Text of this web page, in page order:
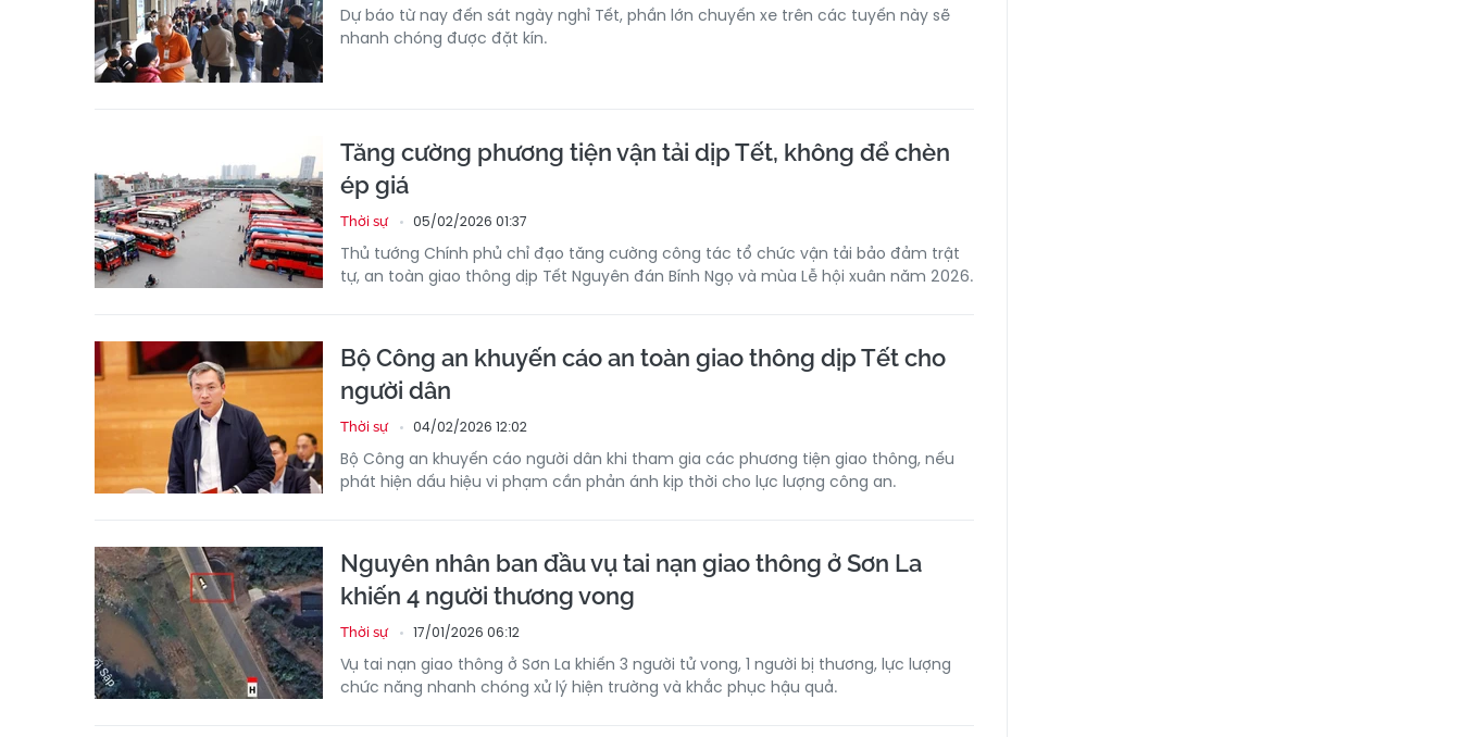
Dự báo từ nay đến sát ngày nghỉ Tết, phần lớn chuyến xe trên các tuyến này sẽ
nhanh chóng được đặt kín.
Tăng cường phương tiện vận tải dịp Tết, không để chèn
ép giá
Thời sự 05/02/2026 01:37
Thủ tướng Chính phủ chỉ đạo tăng cường công tác tổ chức vận tải bảo đảm trật
tự, an toàn giao thông dịp Tết Nguyên đán Bính Ngọ và mùa Lễ hội xuân năm 2026.
Bộ Công an khuyến cáo an toàn giao thông dịp Tết cho
người dân
Thời sự 04/02/2026 12:02
Bộ Công an khuyến cáo người dân khi tham gia các phương tiện giao thông, nếu
phát hiện dấu hiệu vi phạm cần phản ánh kịp thời cho lực lượng công an.
Nguyên nhân ban đầu vụ tai nạn giao thông ở Sơn La
khiến 4 người thương vong
Thời sự 17/01/2026 06:12
Vụ tai nạn giao thông ở Sơn La khiến 3 người tử vong, 1 người bị thương, lực lượng
chức năng nhanh chóng xử lý hiện trường và khắc phục hậu quả.